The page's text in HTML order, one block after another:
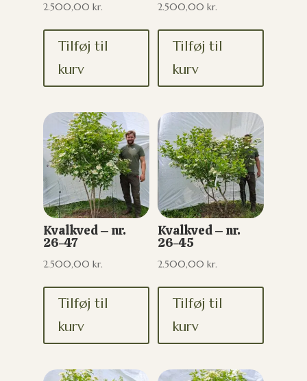
2.500,00 kr.
Tilføj til
kurv
2.500,00kr.
Tilføj til
kurv
Kvalkved – nr.
26-47
2.500,00 kr.
Tilføj til
kurv
Kvalkved – nr.
26-45
2.500,00kr.
Tilføj til
kurv